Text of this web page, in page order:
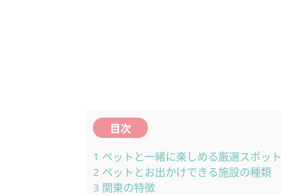
目次
1 ペットと一緒に楽しめる厳選スポット
2 ペットとお出かけできる施設の種類
3 関東の特徴